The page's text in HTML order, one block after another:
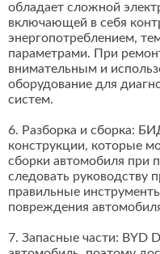
обладает сложной
включающей в себя
энергопотреблением,
параметрами. При
внимательным и
оборудование для
систем.
6. Разборка и сборка:
конструкции, которые
сборки автомобиля при
следовать руководству
правильные
повреждения
7. Запасные части: BYD